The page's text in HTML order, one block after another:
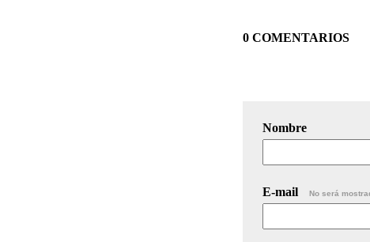
0 COMENTARIOS
Nombre
E-mail No será